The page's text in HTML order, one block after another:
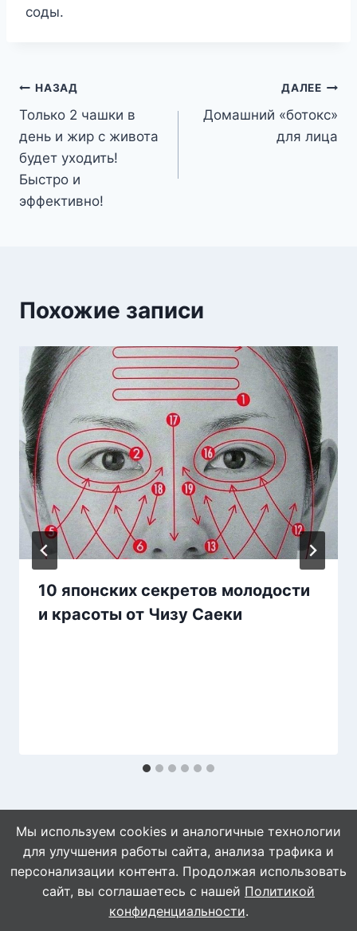
соды.
Навигация
по
записям
НАЗАД
Только 2 чашки в
день и жир с живота
будет уходить!
Быстро и
эффективно!
ДАЛЕЕ
Домашний «ботокс»
для лица
Похожие записи
10 японских секретов молодости
и красоты от Чизу Саеки
© 2026 WebVinegret
Мы используем cookies и аналогичные технологии
для улучшения работы сайта, анализа трафика и
персонализации контента. Продолжая использовать
сайт, вы соглашаетесь с нашей Политикой
конфиденциальности.